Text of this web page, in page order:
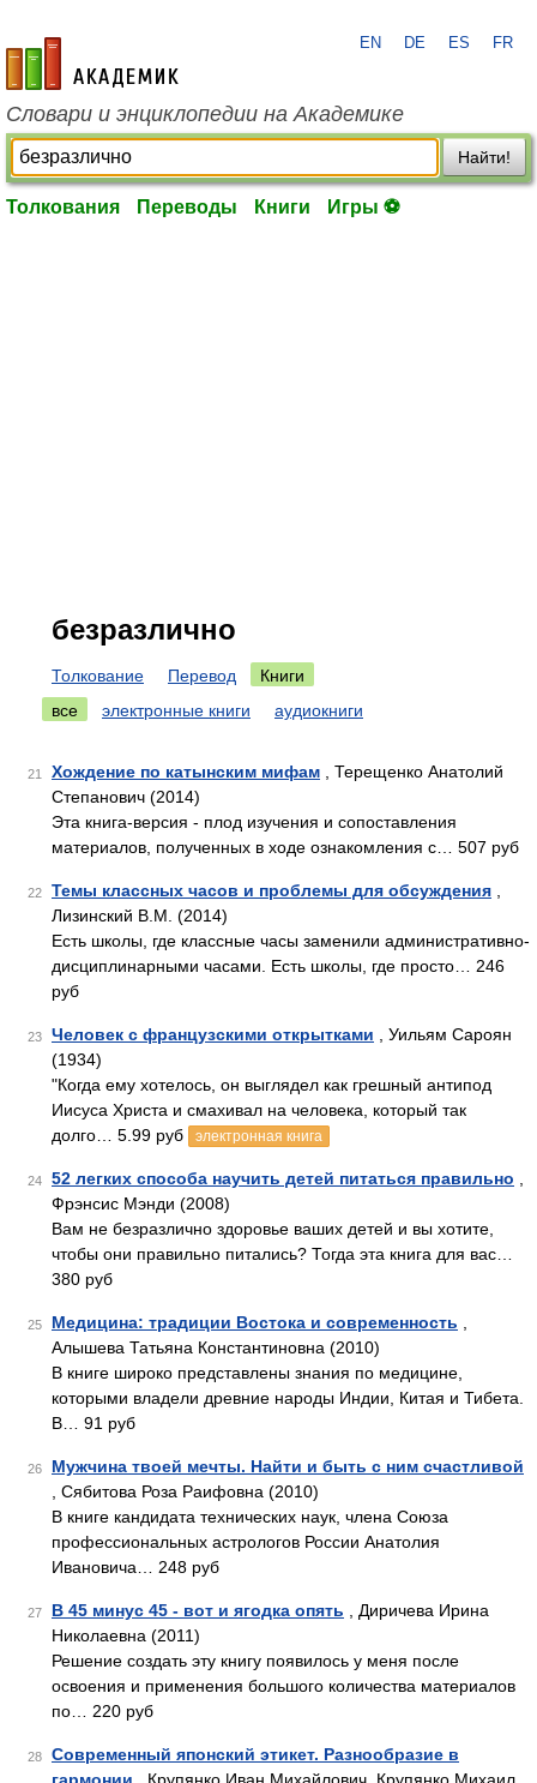
academic.ru
EN DE ES FR
Словари и энциклопедии на Академике
Найти!
Толкования Переводы Книги Игры ⚽
безразлично
Толкование Перевод
Книги
все
электронные книги аудиокниги
21 Хождение по катынским мифам , Терещенко Анатолий
Степанович (2014)
Эта книга-версия - плод изучения и сопоставления
материалов, полученных в ходе ознакомления с… 507 руб
22 Темы классных часов и проблемы для обсуждения
Лизинский В.М. (2014)
Есть школы, где классные часы заменили административно-
дисциплинарными часами. Есть школы, где просто… 246
руб
23 Человек с французскими открытками , Уильям Сароян
(1934)
"Когда ему хотелось, он выглядел как грешный антипод
Иисуса Христа и смахивал на человека, который так
долго… 5.99 руб
электронная книга
24 52 легких способа научить детей питаться правильно
Фрэнсис Мэнди (2008)
Вам не безразлично здоровье ваших детей и вы хотите,
чтобы они правильно питались? Тогда эта книга для вас…
380 руб
25 Медицина: традиции Востока и современность
Алышева Татьяна Константиновна (2010)
В книге широко представлены знания по медицине,
которыми владели древние народы Индии, Китая и Тибета.
В… 91 руб
26
Мужчина твоей мечты. Найти и быть с ним счастливой
, Сябитова Роза Раифовна (2010)
В книге кандидата технических наук, члена Союза
профессиональных астрологов России Анатолия
Ивановича… 248 руб
27 В 45 минус 45 - вот и ягодка опять , Диричева Ирина
Николаевна (2011)
Решение создать эту книгу появилось у меня после
освоения и применения большого количества материалов
по… 220 руб
28
Современный японский этикет. Разнообразие в